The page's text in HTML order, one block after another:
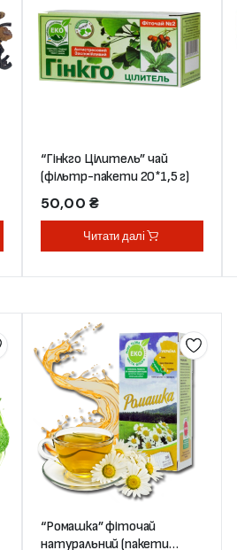
“Гінкго Цілитель” чай
(фільтр-пакети 20*1,5 г)
50,00 ₴
Читати далі
“Ромашка” фіточай
натуральний (пакети